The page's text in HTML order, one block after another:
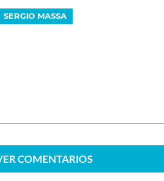
SERGIO MASSA
COMENTARIOS